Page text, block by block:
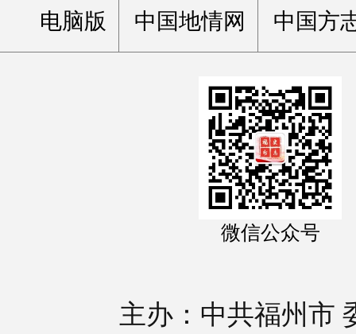
电脑版 中国地情网 中国方
微信公众号
主办：中共福州市